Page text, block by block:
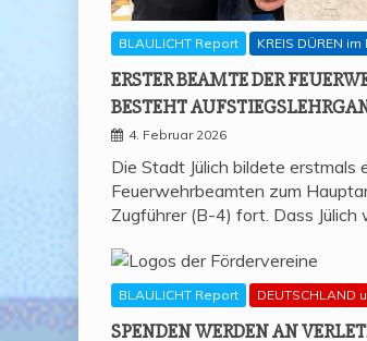
BLAULICHT Report KREIS DÜREN im
ERS­TER BEAM­TE DER
BESTEHT
4. Februar 2026
Die Stadt Jülich bildete erstmals
Feuerwehrbeamten zum
Zugführer (B-4) fort. Dass Jülich
BLAULICHT Report DEUTSCHLAND
SPEN­DEN WER­DEN AN